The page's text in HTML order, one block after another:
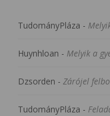
TudományPláza -
Huynhloan - Melyik a
Dzsorden - Zárójel
TudományPláza -